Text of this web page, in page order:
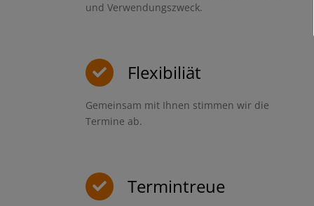
und Verwendungszweck.
Flexibiliät
Gemeinsam mit Ihnen stimmen wir die
Termine ab.
Termintreue